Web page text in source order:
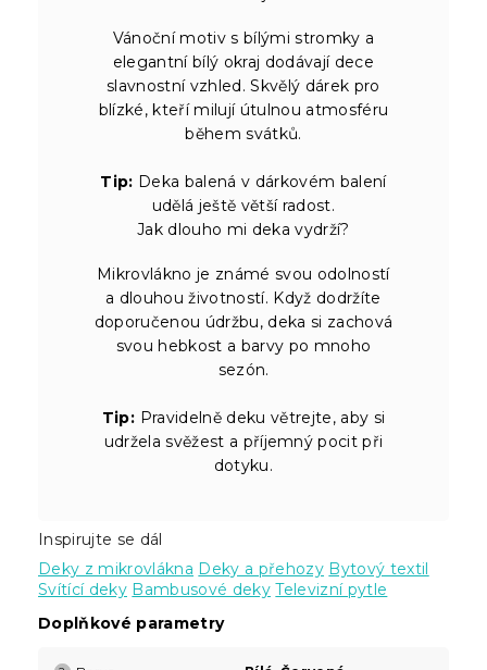
Vánoční motiv s bílými stromky a
elegantní bílý okraj dodávají dece
slavnostní vzhled. Skvělý dárek pro
blízké, kteří milují útulnou atmosféru
během svátků.
Tip: Deka balená v dárkovém balení
udělá ještě větší radost.
Jak dlouho mi deka vydrží?
Mikrovlákno je známé svou odolností
a dlouhou životností. Když dodržíte
doporučenou údržbu, deka si zachová
svou hebkost a barvy po mnoho
sezón.
Tip: Pravidelně deku větrejte, aby si
udržela svěžest a příjemný pocit při
dotyku.
Inspirujte se dál
Deky z mikrovlákna Deky a přehozy Bytový textil
Svítící deky Bambusové deky Televizní pytle
Doplňkové parametry